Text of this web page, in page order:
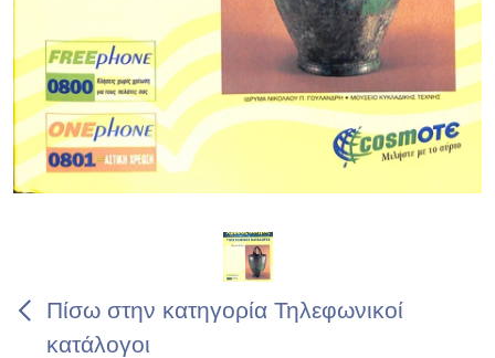
Πίσω στην κατηγορία Τηλεφωνικοί
κατάλογοι